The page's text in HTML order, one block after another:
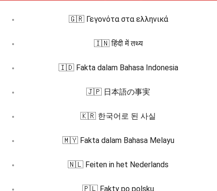
🇬🇷 Γεγονότα στα ελληνικά
🇮🇳 हिंदी में तथ्य
🇮🇩 Fakta dalam Bahasa Indonesia
🇯🇵 日本語の事実
🇰🇷 한국어로 된 사실
🇲🇾 Fakta dalam Bahasa Melayu
🇳🇱 Feiten in het Nederlands
🇵🇱 Fakty po polsku